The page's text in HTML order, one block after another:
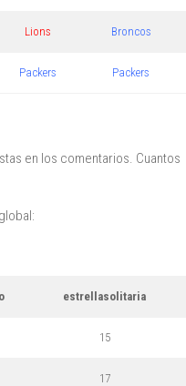
Lions Broncos
Packers Packers
en los comentarios. Cuantos
estrellasolitaria
15
17